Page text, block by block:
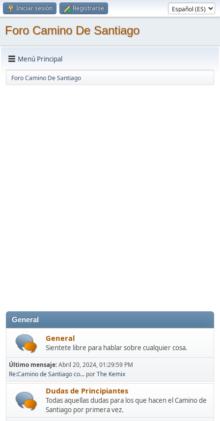
Iniciar sesión Registrarse
Foro Camino De Santiago
Menú Principal
Foro Camino De Santiago
General
General
Sientete libre para hablar sobre cualquier cosa.
Último mensaje:Abril 20, 2024, 01:29:59 PM
Re:Camino de Santiago co... porThe Kemix
Dudas de Principiantes
Todas aquellas dudas para los que hacen el Camino de
Santiago por primera vez.